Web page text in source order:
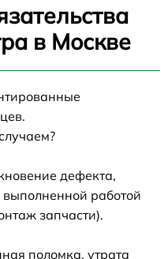
в Москве
дефекта,
работой
запчасти).
поломка, утрата